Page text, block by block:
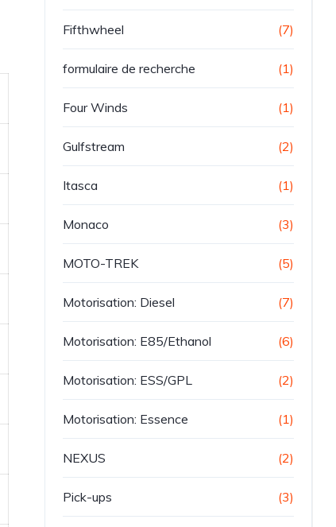
Fifthwheel (7)
formulaire de recherche (1)
Four Winds (1)
Gulfstream (2)
Itasca (1)
Monaco (3)
MOTO-TREK (5)
Motorisation: Diesel (7)
Motorisation: E85/Ethanol (6)
Motorisation: ESS/GPL (2)
Motorisation: Essence (1)
NEXUS (2)
Pick-ups (3)